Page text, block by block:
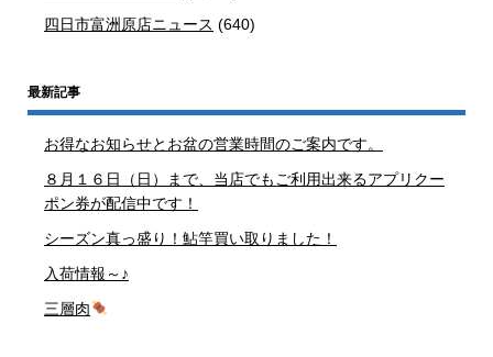
四日市富洲原店ニュース (640)
最新記事
お得なお知らせとお盆の営業時間のご案内です。
８月１６日（日）まで、当店でもご利用出来るアプリクー
ポン券が配信中です！
シーズン真っ盛り！鮎竿買い取りました！
入荷情報～♪
三層肉